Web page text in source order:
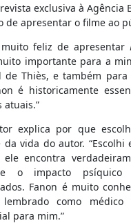
exclusiva à Agência
de apresentar o filme ao
muito feliz de apresentar
importante para a
de Thiès, e também
é historicamente
atuais.”
explica por que
da vida do autor.
encontra
o impacto psíquico
Fanon é muito
lembrado como
para mim.”